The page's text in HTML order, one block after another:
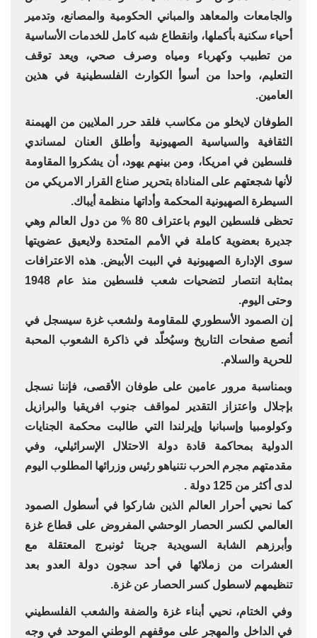
والجامعات والمعاهد والمباني الحكومية والمصانع، وتدمير
أحياء سكنية بأكملها، وانقطاع شبه كامل للخدمات الأساسية
من تطبيب وكهرباء ومياه وصرف صحي، ويعد توقف
التعليم، واحدا من أسوأ الكوارث الفلسطينية في هذين
العامين.
الطوفان لايخلو من مكاسب فلقد حرر الملايين من الهيمنة
الثقافية والسياسية الصهيونية وأطلق العنان لمساندي
فلسطين في امريكا، ومن بينهم يهود، أن يشكروا المقاومة
لأنها شجعتهم على المناداة بتحرير صناع القرار الامريكي من
السيطرة الصهيونية المحكمة وأداتها منظمة أيباك.
تحظى فلسطين اليوم باعتراف 80 % من دول العالم وهي
جديرة بعضوية كاملة في الأمم المتحدة ولايعيق عضويتها
سوى الإدارة الصهيونية في البيت الأبيض. هذه الاعترافات
بمثابة انتصار لتضحيات شعب فلسطين منذ عام 1948
وحتى اليوم.
إن الصمود الأسطوري للمقاومة ولشعب غزة سيسجل في
أنصع صفحات التاريخ وسيُخلّد في ذاكرة الشعوب المحبة
للحرية والسلام.
وبمناسبة مرور عامين على طوفان الأقصى، فإننا نسجل
بإجلال واعتزاز التقدير لمواقف جنوب افريقيا والبرازيل
وكولومبيا وإسبانيا وإيرلندا التي طالبت محكمة الجنايات
الدولية بمحاكمة قادة دولة الاحتلال الإسرائيلي، وفي
مقدمتهم مجرم الحرب نتنياهو رئيس وزرائها المطلوب اليوم
لدى أكثر من 125 دولة .
كما نحيي أحرار العالم الذين شاركوا في أسطول الصمود
العالمي لكسر الحصار الوحشي المفروض على قطاع غزة
وأبرزهم الشابة السويدية جريتا ثونبرج المعتقلة مع
العشرات من زملائها في أحد سجون دولة العدو بعد
تنظيمهم لاسطول كسر الحصار عن غزة.
وفي الختام، نحيي أبناء غزة والضفة والشعب الفلسطيني
في الداخل والمهجر على موقفهم الوطني الموحد في وجه